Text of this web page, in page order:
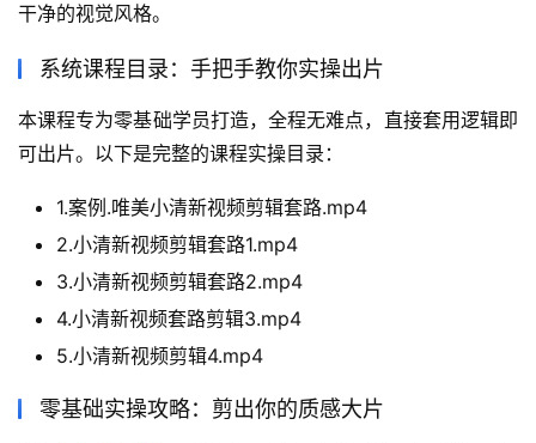
干净的视觉风格。
系统课程目录：手把手教你实操出片
本课程专为零基础学员打造，全程无难点，直接套用逻辑即
可出片。以下是完整的课程实操目录：
1.案例.唯美小清新视频剪辑套路.mp4
2.小清新视频剪辑套路1.mp4
3.小清新视频剪辑套路2.mp4
4.小清新视频套路剪辑3.mp4
5.小清新视频剪辑4.mp4
零基础实操攻略：剪出你的质感大片